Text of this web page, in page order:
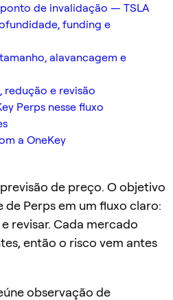
de invalidação — TSLA
funding e
alavancagem e
redução e revisão
Perps nesse fluxo
a OneKey
de preço. O objetivo
Perps em um fluxo claro:
revisar. Cada mercado
então o risco vem antes
observação de